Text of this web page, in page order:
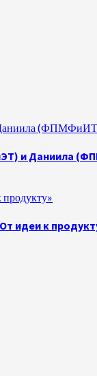
Даниила
и Даниила
продукту»
идеи к